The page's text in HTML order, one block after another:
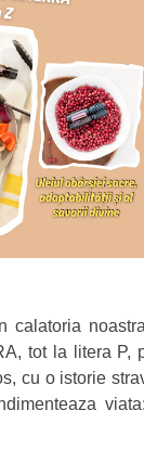
calatoria
tot la litera P,
cu o istorie